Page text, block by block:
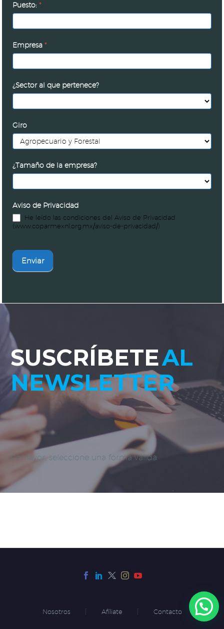
Puesto:*
Empresa*
¿Sector al que pertenece?
Giro
¿Tamaño de la empresa?
Aviso de Privacidad
He leído las condiciones del Aviso de Privacidad
(www.coparmexnl.org.mx/aviso-de-privacidad/)
Enviar
SUSCRÍBETEAL
NEWSLETTER
Por favor, seleccione una forma válida
Nosotros Afíliate Contacto